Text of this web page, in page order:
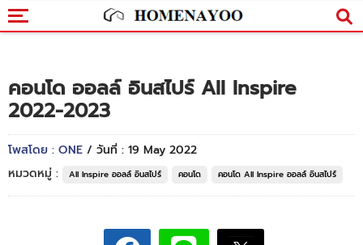
คอนโด ออลล์ อินสไปร์ All Inspire
2022-2023
โพสโดย : ONE / วันที่ : 19 May 2022
หมวดหมู่ :
All Inspire ออลล์ อินสไปร์ คอนโด คอนโด All Inspire ออลล์ อินสไปร์